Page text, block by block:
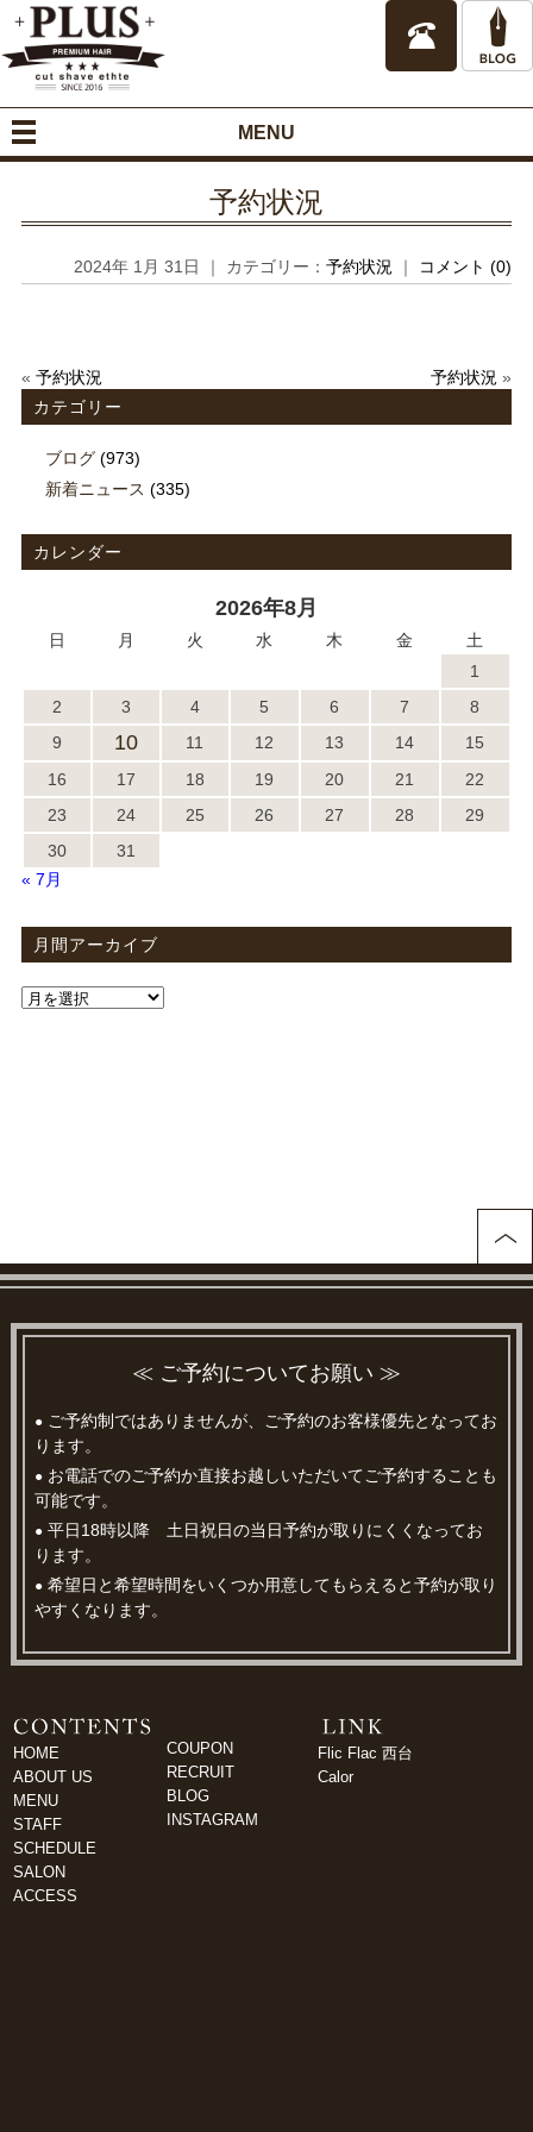
MENU
予約状況
2024年 1月 31日 ｜ カテゴリー：予約状況 ｜ コメント (0)
« 予約状況 予約状況 »
カテゴリー
ブログ(973)
新着ニュース (335)
カレンダー
2026年8月
日 月 火 水 木 金
土
1
2
3 4 5 6 7
8
9
10 11 12 13 14
15
16
17 18 19 20 21
22
23
24 25 26 27 28
29
30
31
« 7月
月間アーカイブ
≪ ご予約についてお願い ≫
● ご予約制ではありませんが、ご予約のお客様優先となってお
ります。
● お電話でのご予約か直接お越しいただいてご予約することも
可能です。
● 平日18時以降 土日祝日の当日予約が取りにくくなってお
ります。
● 希望日と希望時間をいくつか用意してもらえると予約が取り
やすくなります。
HOME
ABOUT US
MENU
STAFF
SCHEDULE
SALON
ACCESS
COUPON
RECRUIT
BLOG
INSTAGRAM
Flic Flac 西台
Calor